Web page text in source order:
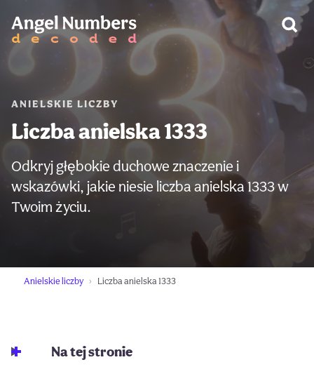
ANIELSKIE LICZBY
Liczba anielska 1333
Odkryj głębokie duchowe znaczenie i
wskazówki, jakie niesie liczba anielska 1333 w
Twoim życiu.
Anielskie liczby Liczba anielska 1333
Na tej stronie
OSTRZEŻENIE: